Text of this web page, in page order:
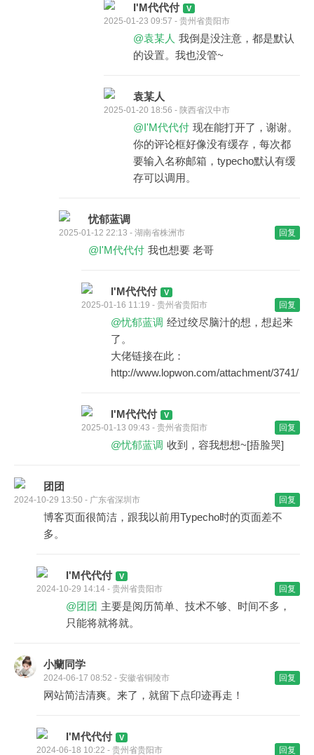
I'M代代付
2025-01-23 09:57 - 贵州省贵阳市
@袁某人 我倒是没注意，都是默认
的设置。我也没管~
袁某人
2025-01-20 18:56 - 陕西省汉中市
@I'M代代付 现在能打开了，谢谢。
你的评论框好像没有缓存，每次都
要输入名称邮箱，typecho默认有缓
存可以调用。
忧郁蓝调
2025-01-12 22:13 - 湖南省株洲市 回复
@I'M代代付 我也想要 老哥
I'M代代付
2025-01-16 11:19 - 贵州省贵阳市 回复
@忧郁蓝调 经过绞尽脑汁的想，想起来
了。
大佬链接在此：
http://www.lopwon.com/attachment/3741/
I'M代代付
2025-01-13 09:43 - 贵州省贵阳市 回复
@忧郁蓝调 收到，容我想想~[捂脸哭]
团团
2024-10-29 13:50 - 广东省深圳市 回复
博客页面很简洁，跟我以前用Typecho时的页面差不
多。
I'M代代付
2024-10-29 14:14 - 贵州省贵阳市 回复
@团团 主要是阅历简单、技术不够、时间不多，
只能将就将就。
小蘭同学
2024-06-17 08:52 - 安徽省铜陵市 回复
网站简洁清爽。来了，就留下点印迹再走！
I'M代代付
2024-06-18 10:22 - 贵州省贵阳市 回复